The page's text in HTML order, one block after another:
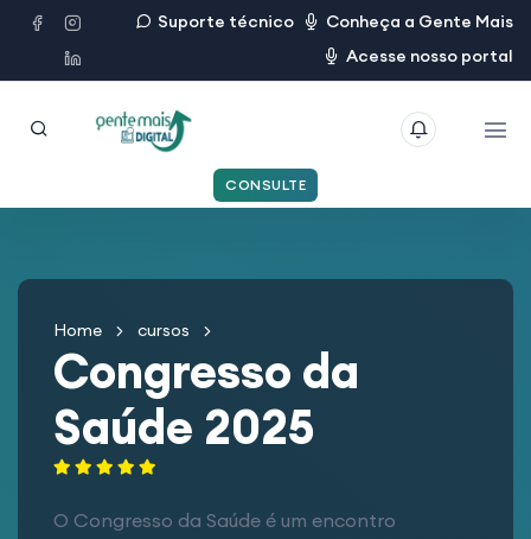
Suporte técnico
Conheça a Gente Mais
Acesse nosso portal
CONSULTE
Home cursos
Congresso da
Saúde 2025
O Congresso da Saúde é um encontro